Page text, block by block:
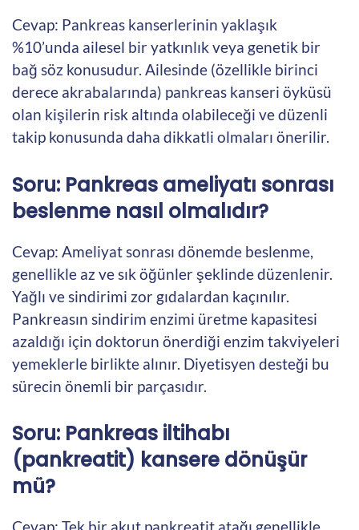
Cevap: Pankreas kanserlerinin yaklaşık
%10’unda ailesel bir yatkınlık veya genetik bir
bağ söz konusudur. Ailesinde (özellikle birinci
derece akrabalarında) pankreas kanseri öyküsü
olan kişilerin risk altında olabileceği ve düzenli
takip konusunda daha dikkatli olmaları önerilir.
Soru: Pankreas ameliyatı sonrası
beslenme nasıl olmalıdır?
Cevap: Ameliyat sonrası dönemde beslenme,
genellikle az ve sık öğünler şeklinde düzenlenir.
Yağlı ve sindirimi zor gıdalardan kaçınılır.
Pankreasın sindirim enzimi üretme kapasitesi
azaldığı için doktorun önerdiği enzim takviyeleri
yemeklerle birlikte alınır. Diyetisyen desteği bu
sürecin önemli bir parçasıdır.
Soru: Pankreas iltihabı
(pankreatit) kansere dönüşür
mü?